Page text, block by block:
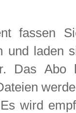
fassen
und laden
Das
wird